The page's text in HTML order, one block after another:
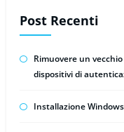
Post Recenti
Rimuovere un
dispositivi di
Installazione